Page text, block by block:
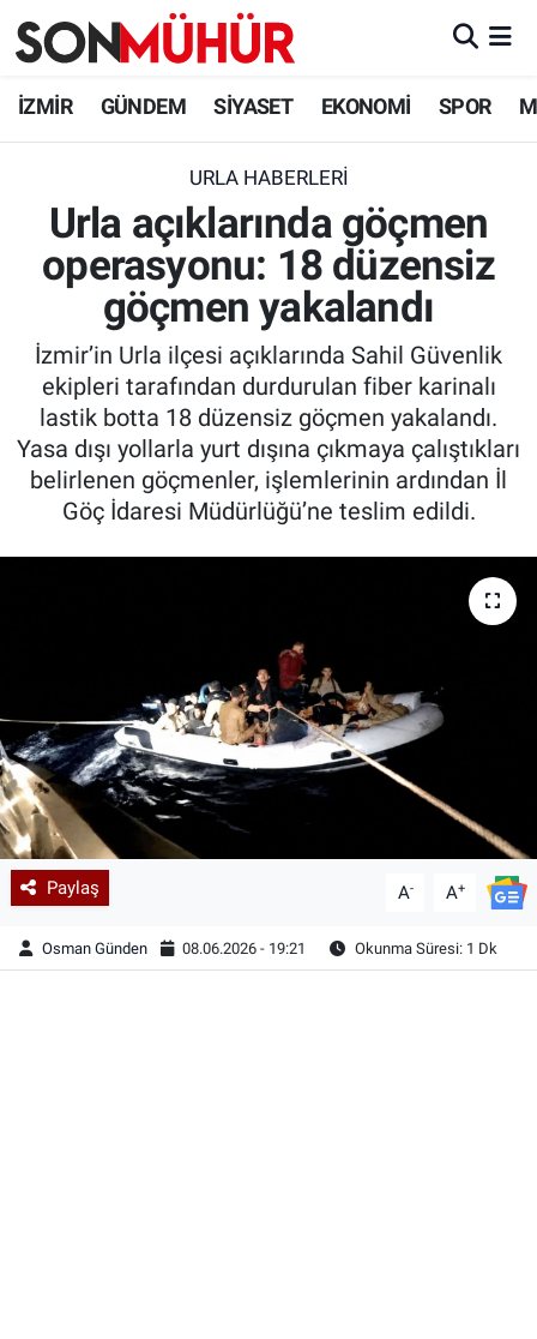
İZMİR GÜNDEM SİYASET EKONOMİ SPOR
URLA HABERLERI
Urla açıklarında göçmen
operasyonu: 18 düzensiz
göçmen yakalandı
İzmir’in Urla ilçesi açıklarında Sahil Güvenlik
ekipleri tarafından durdurulan fiber karinalı
lastik botta 18 düzensiz göçmen yakalandı.
Yasa dışı yollarla yurt dışına çıkmaya çalıştıkları
belirlenen göçmenler, işlemlerinin ardından İl
Göç İdaresi Müdürlüğü’ne teslim edildi.
Paylaş A- A+
Osman Günden 08.06.2026 - 19:21 Okunma Süresi: 1 Dk
İzmir Nöbetçi Eczaneler
İzmir Namaz Vakitleri
İzmir Trafik Yoğunluk Haritası
Süper Lig Puan Durumu ve Fikstür
Tüm Manşetler
Son Dakika Haberleri
Haber Arşivi